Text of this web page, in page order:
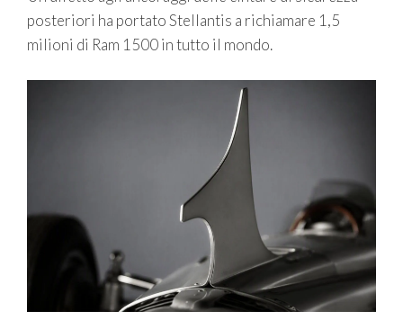
posteriori ha portato Stellantis a richiamare 1,5
milioni di Ram 1500 in tutto il mondo.